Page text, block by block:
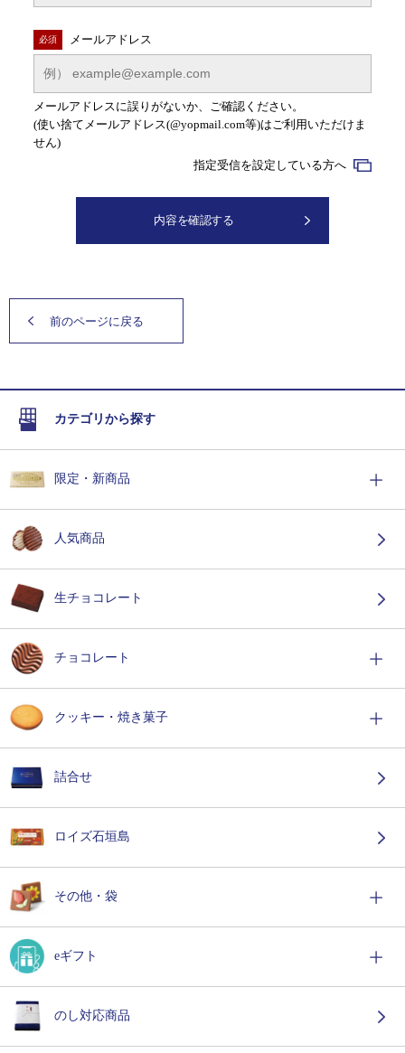
必須 メールアドレス
メールアドレスに誤りがないか、ご確認ください。
(使い捨てメールアドレス(@yopmail.com等)はご利用いただけま
せん)
指定受信を設定している方へ
内容を確認する
前のページに戻る
カテゴリから探す
限定・新商品
人気商品
生チョコレート
チョコレート
クッキー・焼き菓子
詰合せ
ロイズ石垣島
その他・袋
eギフト
のし対応商品